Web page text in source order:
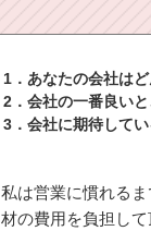
1．あなたの会社は
2．会社の一番良いと
3．会社に期待してい
私は営業に慣れる
材の費用を負担し